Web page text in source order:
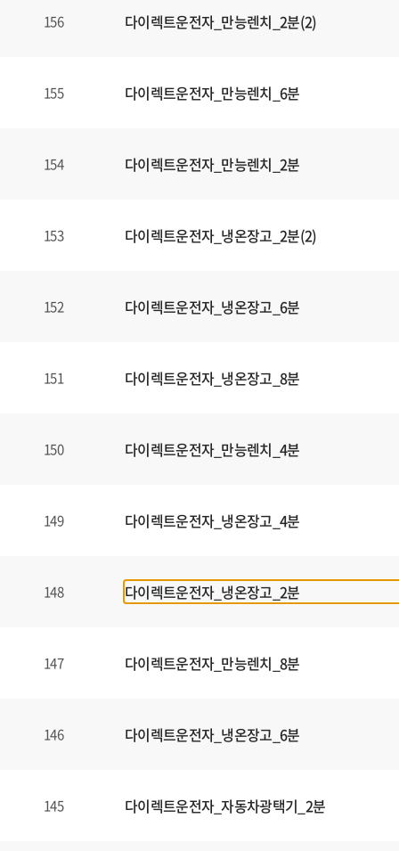
156 다이렉트운전자_만능렌치_2분(2)
155 다이렉트운전자_만능렌치_6분
154 다이렉트운전자_만능렌치_2분
153 다이렉트운전자_냉온장고_2분(2)
152 다이렉트운전자_냉온장고_6분
151 다이렉트운전자_냉온장고_8분
150 다이렉트운전자_만능렌치_4분
149 다이렉트운전자_냉온장고_4분
148 다이렉트운전자_냉온장고_2분
147 다이렉트운전자_만능렌치_8분
146 다이렉트운전자_냉온장고_6분
145 다이렉트운전자_자동차광택기_2분